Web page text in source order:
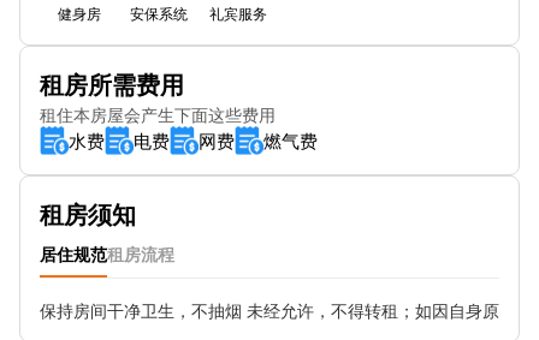
SUBWAY
John Rylands Library (Stop WH)
Edwardian Hotel Stop SJ
Spinningfields
St James Square
John Dalton St (Stop WX)
健身房 安保系统 礼宾服务
租房所需费用
租住本房屋会产生下面这些费用
水费 电费 网费 燃气费
租房须知
居住规范租房流程
保持房间干净卫生，不抽烟 未经允许，不得转租；如因自身原因